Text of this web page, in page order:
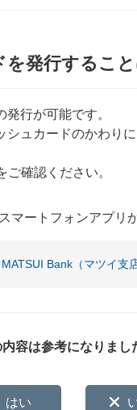
を発行するこ
行が可能です。
ュカードのかわり
ご確認ください。
マートフォンアプリ
MATSUI Bank（マツイ支店
内容は参考になりまし
はい